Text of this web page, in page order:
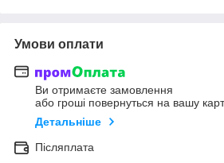
Умови оплати
Ви отримаєте замовлення
або гроші повернуться на вашу
Детальніше
Післяплата